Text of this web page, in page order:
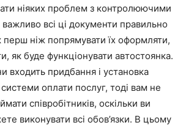
ніяких проблем з контролюючими
всі ці документи правильно
ніж попрямувати їх оформляти,
як буде функціонувати автостоянка.
входить придбання і установка
оплати послуг, тоді вам не
співробітників, оскільки ви
виконувати всі обов’язки. В цьому